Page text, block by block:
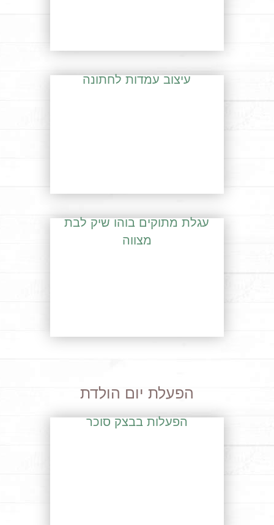
עיצוב עמדות לחתונה
עגלת מתוקים בוהו שיק לבת
מצווה
הפעלת יום הולדת
הפעלות בבצק סוכר